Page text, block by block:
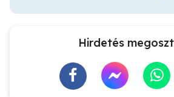
Hirdetés